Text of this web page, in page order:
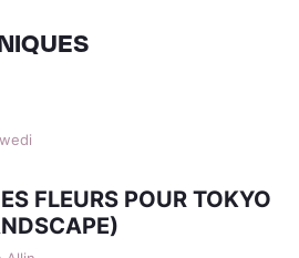
FLEURS POUR TOKYO